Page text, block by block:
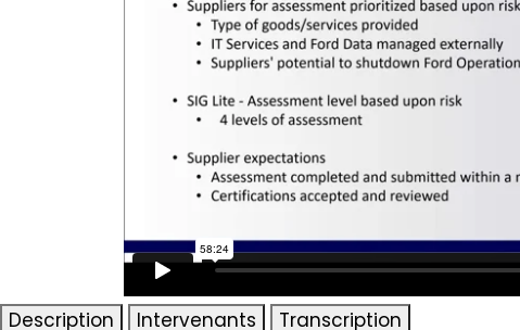
Description Intervenants Transcription